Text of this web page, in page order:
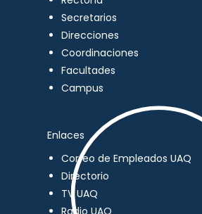
Secretarios
Direcciones
Coordinaciones
Facultades
Campus
Enlaces
Correo de Empleados UAQ
Directorio
TV UAQ
Radio UAQ